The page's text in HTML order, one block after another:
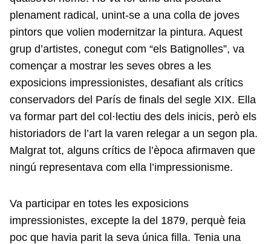
plenament radical, unint-se a una colla de joves
pintors que volien modernitzar la pintura. Aquest
grup d’artistes, conegut com “els Batignolles”, va
començar a mostrar les seves obres a les
exposicions impressionistes, desafiant als crítics
conservadors del París de finals del segle XIX. Ella
va formar part del col·lectiu des dels inicis, però els
historiadors de l’art la varen relegar a un segon pla.
Malgrat tot, alguns crítics de l’època afirmaven que
ningú representava com ella l’impressionisme.
Va participar en totes les exposicions
impressionistes, excepte la del 1879, perquè feia
poc que havia parit la seva única filla. Tenia una